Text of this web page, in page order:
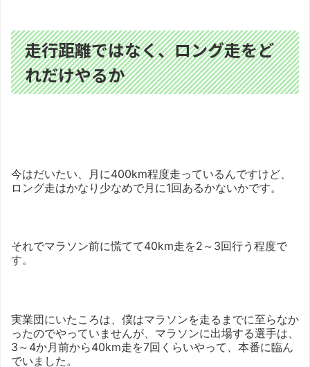
走行距離ではなく、ロング走をど
れだけやるか
今はだいたい、月に400km程度走っているんですけど、
ロング走はかなり少なめで月に1回あるかないかです。
それでマラソン前に慌てて40km走を2～3回行う程度で
す。
実業団にいたころは、僕はマラソンを走るまでに至らなか
ったのでやっていませんが、マラソンに出場する選手は、
3～4か月前から40km走を7回くらいやって、本番に臨ん
でいました。